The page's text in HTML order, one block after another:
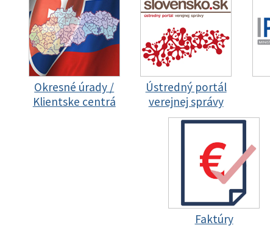
Okresné úrady /
Klientske centrá
Ústredný portál
verejnej správy
Faktúry